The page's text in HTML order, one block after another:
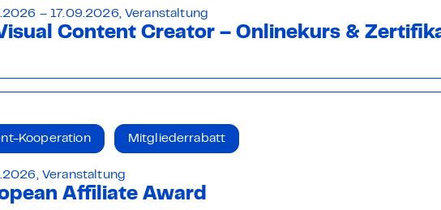
– 17.09.2026, Veranstaltung
Content Creator – Onlinekurs &
Kooperation Mitgliederrabatt
Veranstaltung
Affiliate Award